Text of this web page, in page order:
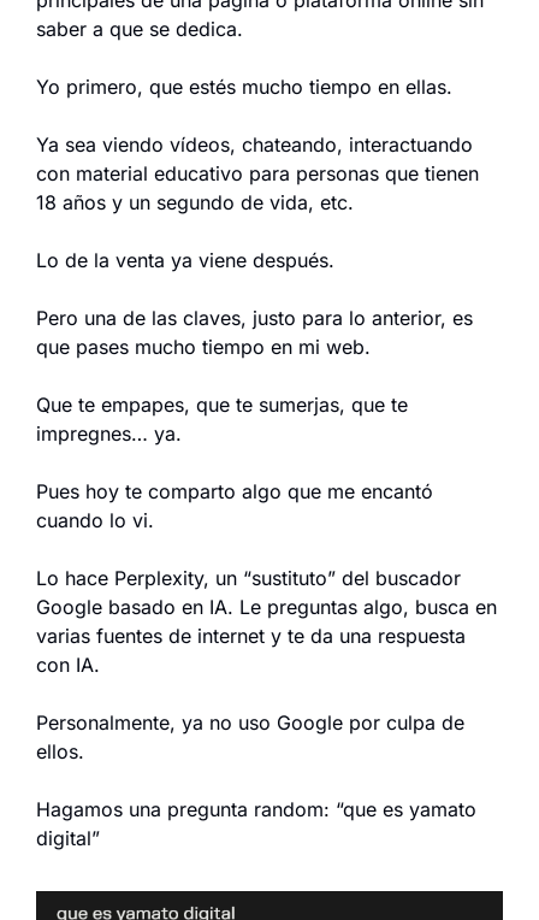
saber a que se dedica.
Yo primero, que estés mucho tiempo en ellas.
Ya sea viendo vídeos, chateando, interactuando
con material educativo para personas que tienen
18 años y un segundo de vida, etc.
Lo de la venta ya viene después.
Pero una de las claves, justo para lo anterior, es
que pases mucho tiempo en mi web.
Que te empapes, que te sumerjas, que te
impregnes… ya.
Pues hoy te comparto algo que me encantó
cuando lo vi.
Lo hace Perplexity, un “sustituto” del buscador
Google basado en IA. Le preguntas algo, busca en
varias fuentes de internet y te da una respuesta
con IA.
Personalmente, ya no uso Google por culpa de
ellos.
Hagamos una pregunta random: “que es yamato
digital”